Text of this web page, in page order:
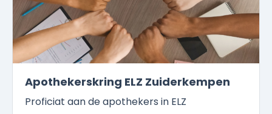
Apothekerskring ELZ Zuiderkempen
Proficiat aan de apothekers in ELZ